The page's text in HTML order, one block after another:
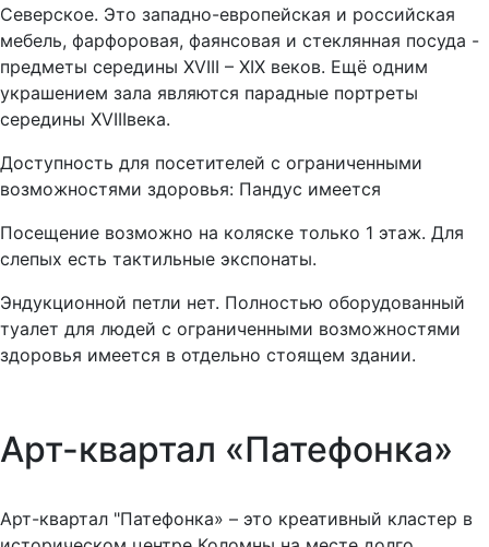
Северское. Это западно-европейская и российская
мебель, фарфоровая, фаянсовая и стеклянная посуда -
предметы середины XVIII – XIX веков. Ещё одним
украшением зала являются парадные портреты
середины XVIIIвека.
Доступность для посетителей с ограниченными
возможностями здоровья: Пандус имеется
Посещение возможно на коляске только 1 этаж. Для
слепых есть тактильные экспонаты.
Эндукционной петли нет. Полностью оборудованный
туалет для людей с ограниченными возможностями
здоровья имеется в отдельно стоящем здании.
Арт-квартал «Патефонка»
Арт-квартал "Патефонка» – это креативный кластер в